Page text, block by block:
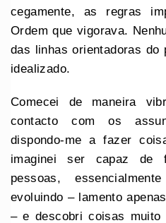
cegamente, as regras
Ordem que vigorava.
das linhas orientadoras do
idealizado.
Comecei de maneira
contacto com os
dispondo-me a fazer
imaginei ser capaz de
pessoas,
evoluindo – lamento
– e descobri coisas muito